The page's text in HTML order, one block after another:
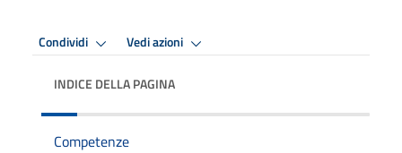
Condividi Vedi azioni
INDICE DELLA PAGINA
Competenze